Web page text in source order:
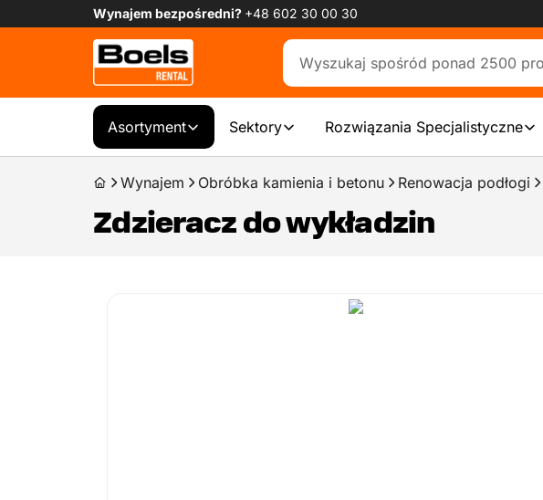
Wynajem bezpośredni? +48 602 30 00 30
Asortyment Sektory Rozwiązania Specjalistyczne
Wynajem Obróbka kamienia i betonu Renowacja podłogi
Zdzieracz do wykładzin